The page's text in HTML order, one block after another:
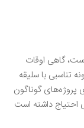
گاهی اوقات
تناسبی با سلیقه
پروژه‌های گوناگون
احتیاج داشته است